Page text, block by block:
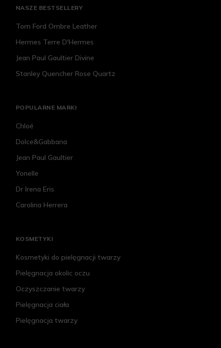
NASZE BESTSELLERY
Tom Ford Ombre Leather
Hermes Terre D'Hermes
Jean Paul Gaultier Divine
Stanley Quencher Rose Quartz
POPULARNE MARKI
Chloé
Dolce&Gabbana
Jean Paul Gaultier
Yonelle
Dr Irena Eris
Carolina Herrera
KOSMETYKI
Kosmetyki do pielęgnacji twarzy
Pielęgnacja okolic oczu
Oczyszczanie twarzy
Pielęgnacja ciała
Pielęgnacja twarzy